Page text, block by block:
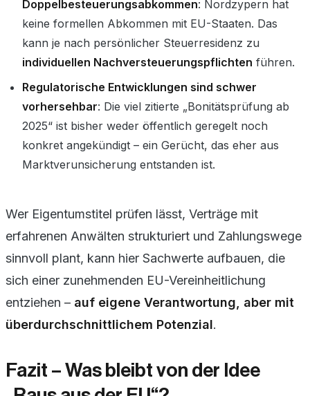
Doppelbesteuerungsabkommen: Nordzypern hat
keine formellen Abkommen mit EU-Staaten. Das
kann je nach persönlicher Steuerresidenz zu
individuellen Nachversteuerungspflichten führen.
Regulatorische Entwicklungen sind schwer
vorhersehbar: Die viel zitierte „Bonitätsprüfung ab
2025“ ist bisher weder öffentlich geregelt noch
konkret angekündigt – ein Gerücht, das eher aus
Marktverunsicherung entstanden ist.
Wer Eigentumstitel prüfen lässt, Verträge mit
erfahrenen Anwälten strukturiert und Zahlungswege
sinnvoll plant, kann hier Sachwerte aufbauen, die
sich einer zunehmenden EU-Vereinheitlichung
entziehen – auf eigene Verantwortung, aber mit
überdurchschnittlichem Potenzial.
Fazit – Was bleibt von der Idee